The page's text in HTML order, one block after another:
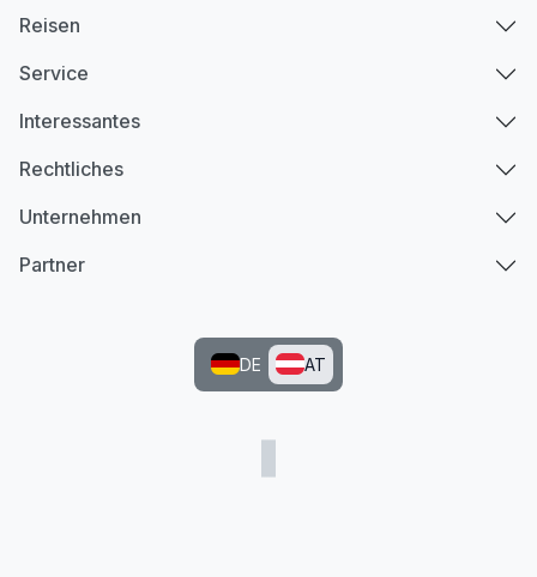
Reisen
Service
Interessantes
Rechtliches
Unternehmen
Partner
DE AT